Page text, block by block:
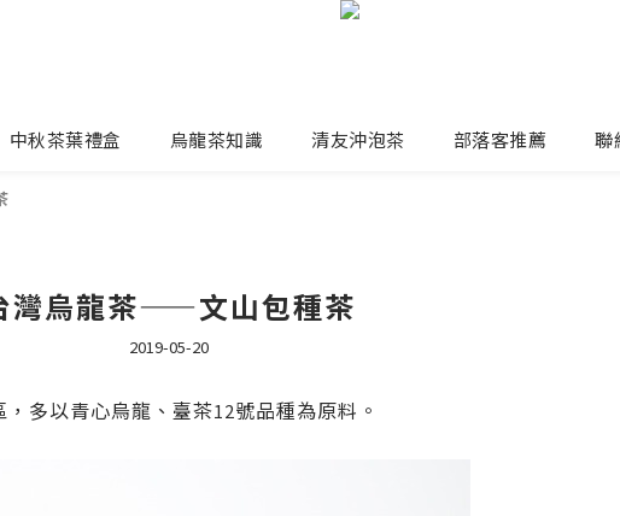
中秋茶葉禮盒 烏龍茶知識 清友沖泡茶 部落客推薦 聯
灣烏龍茶——文山包種茶
2019-05-20
多以青心烏龍、臺茶12號品種為原料。